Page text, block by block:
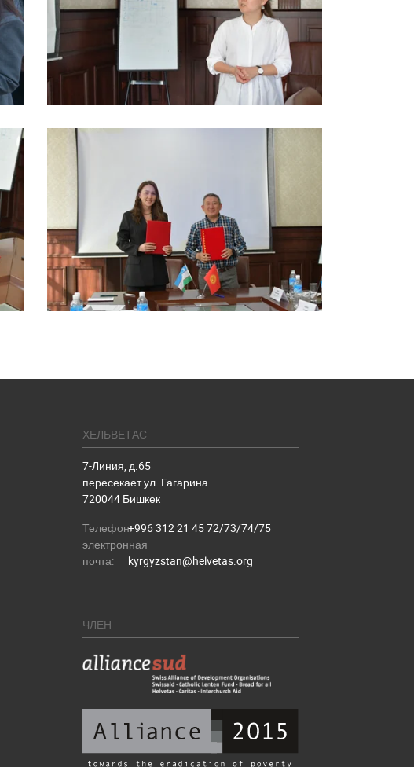
ХЕЛЬВЕТАС
7-Линия, д.65
пересекает ул. Гагарина
720044 Бишкек
Телефон:+996 312 21 45 72/73/74/75
электронная
почта:
kyrgyzstan@helvetas.org
ЧЛЕН